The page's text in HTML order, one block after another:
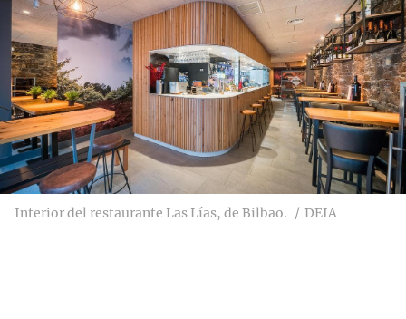
Interior del restaurante Las Lías, de Bilbao. DEIA